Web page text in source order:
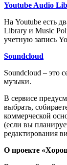
Youtube Audio
На Youtube есть
Library и Music
учетную запись
Soundcloud
Soundcloud – это
музыки.
В сервисе
выбрать,
коммерческой
(если вы
редактирования
О проекте